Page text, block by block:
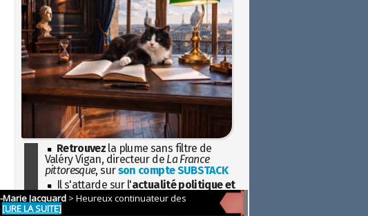
Retrouvez la plume sans filtre de
Valéry Vigan, directeur de La France
pittoresque, surson compte SUBSTACK
Il s'attarde sur l'actualité politique et
sociétaleavec la hauteur de vue de
l'Histoire